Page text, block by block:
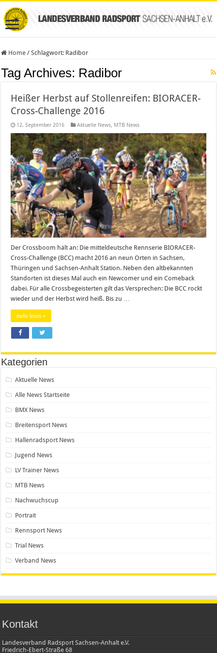
Home / Schlagwort: Radibor
Tag Archives: Radibor
Heißer Herbst auf Stollenreifen: BIORACER-
Cross-Challenge 2016
12. September 2016 Aktuelle News, MTB News
Der Crossboom hält an: Die mitteldeutsche Rennserie BIORACER-
Cross-Challenge (BCC) macht 2016 an neun Orten in Sachsen,
Thüringen und Sachsen-Anhalt Station. Neben den altbekannten
Standorten ist dieses Mal auch ein Newcomer und ein Comeback
dabei. Für alle Crossbegeisterten gilt das Versprechen: Die BCC rockt
wieder und der Herbst wird heiß. Bis zu …
mehr lesen »
Kategorien
Aktuelle News
Alle News Startseite
BMX News
Breitensport News
Hallenradsport News
Jugend News
LV Trainer News
MTB News
Nachwuchscup
Portrait
Rennsport News
Trial News
Verband News
Kontakt
Landesverband Radsport Sachsen-Anhalt e.V.
Friedrich-Ebert-Straße 68